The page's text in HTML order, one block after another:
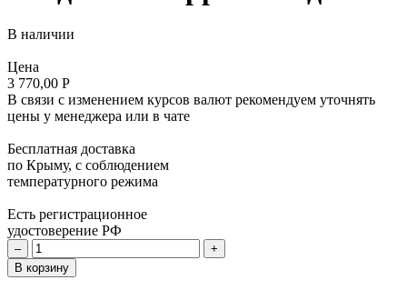
В наличии
Цена
3 770,00 Р
В связи с изменением курсов валют рекомендуем уточнять
цены у менеджера или в чате
Бесплатная доставка
по Крыму, с соблюдением
температурного режима
Есть регистрационное
удостоверение РФ
–
+
В корзину